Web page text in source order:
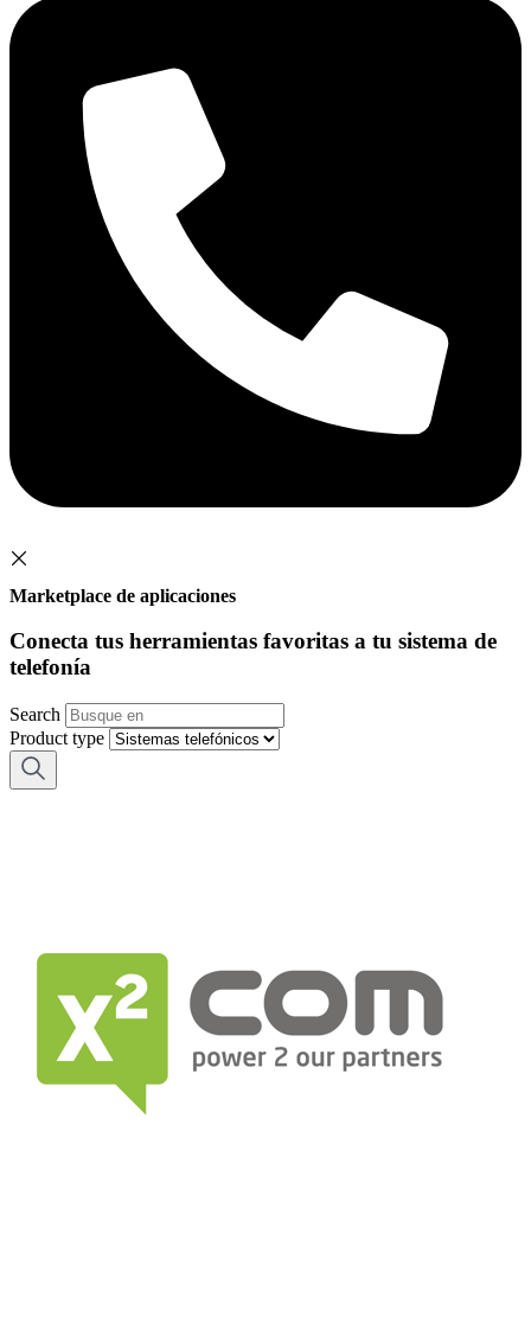
Marketplace de aplicaciones
Conecta tus herramientas favoritas a tu sistema de
telefonía
Search
Product type